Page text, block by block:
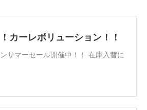
カーレボリューション！！
サマーセール開催中！！ 在庫入替に